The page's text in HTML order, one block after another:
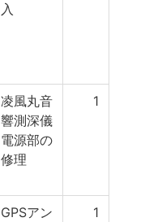
入
凌風丸音
響測深儀
電源部の
修理
1
GPSアン
1